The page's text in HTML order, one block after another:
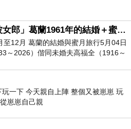
它之後
四個部落格進來
AI「曼波女郎」葛蘭1961年的結婚＋蜜月旅行 #戀上老電影 #葛蘭 #粟子
至12月 葛蘭的結婚與蜜月旅行5月04日
～2026）偕同未婚夫高福全（1916～
輪赴倫敦6月15日於英國倫敦St.S
一下 今天親自上陣 整個又被崽崽 玩
崽崽自己親